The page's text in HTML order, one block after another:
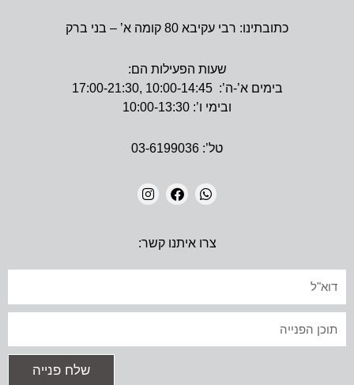
כתובתינו: רבי עקיבא 80 קומה א’ – בני ברק
שעות הפעילות הם:
בימים א’-ה’: 10:00-14:45 ,17:00-21:30
ובימי ו’: 10:00-13:30
טל’: 03-6199036
H
A
P
P
A
C
O
K
N
S
R
A
צרו איתנו קשר:
שלח פנייה